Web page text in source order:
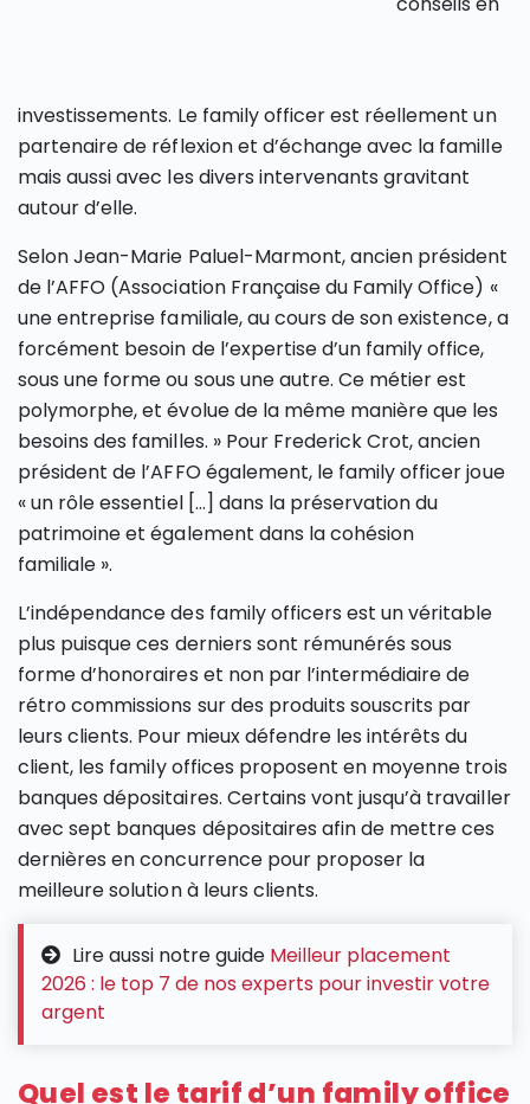
investissements. Le family officer est réellement un
partenaire de réflexion et d’échange avec la famille
mais aussi avec les divers intervenants gravitant
autour d’elle.
Selon Jean-Marie Paluel-Marmont, ancien président
de l’AFFO (Association Française du Family Office) «
une entreprise familiale, au cours de son existence, a
forcément besoin de l’expertise d’un family office,
sous une forme ou sous une autre. Ce métier est
polymorphe, et évolue de la même manière que les
besoins des familles. » Pour Frederick Crot, ancien
président de l’AFFO également, le family officer joue
« un rôle essentiel […] dans la préservation du
patrimoine et également dans la cohésion
familiale ».
L’indépendance des family officers est un véritable
plus puisque ces derniers sont rémunérés sous
forme d’honoraires et non par l’intermédiaire de
rétro commissions sur des produits souscrits par
leurs clients. Pour mieux défendre les intérêts du
client, les family offices proposent en moyenne trois
banques dépositaires. Certains vont jusqu’à travailler
avec sept banques dépositaires afin de mettre ces
dernières en concurrence pour proposer la
meilleure solution à leurs clients.
Lire aussi notre guide Meilleur placement
2026 : le top 7 de nos experts pour investir votre
argent
Quel est le tarif d’un family office